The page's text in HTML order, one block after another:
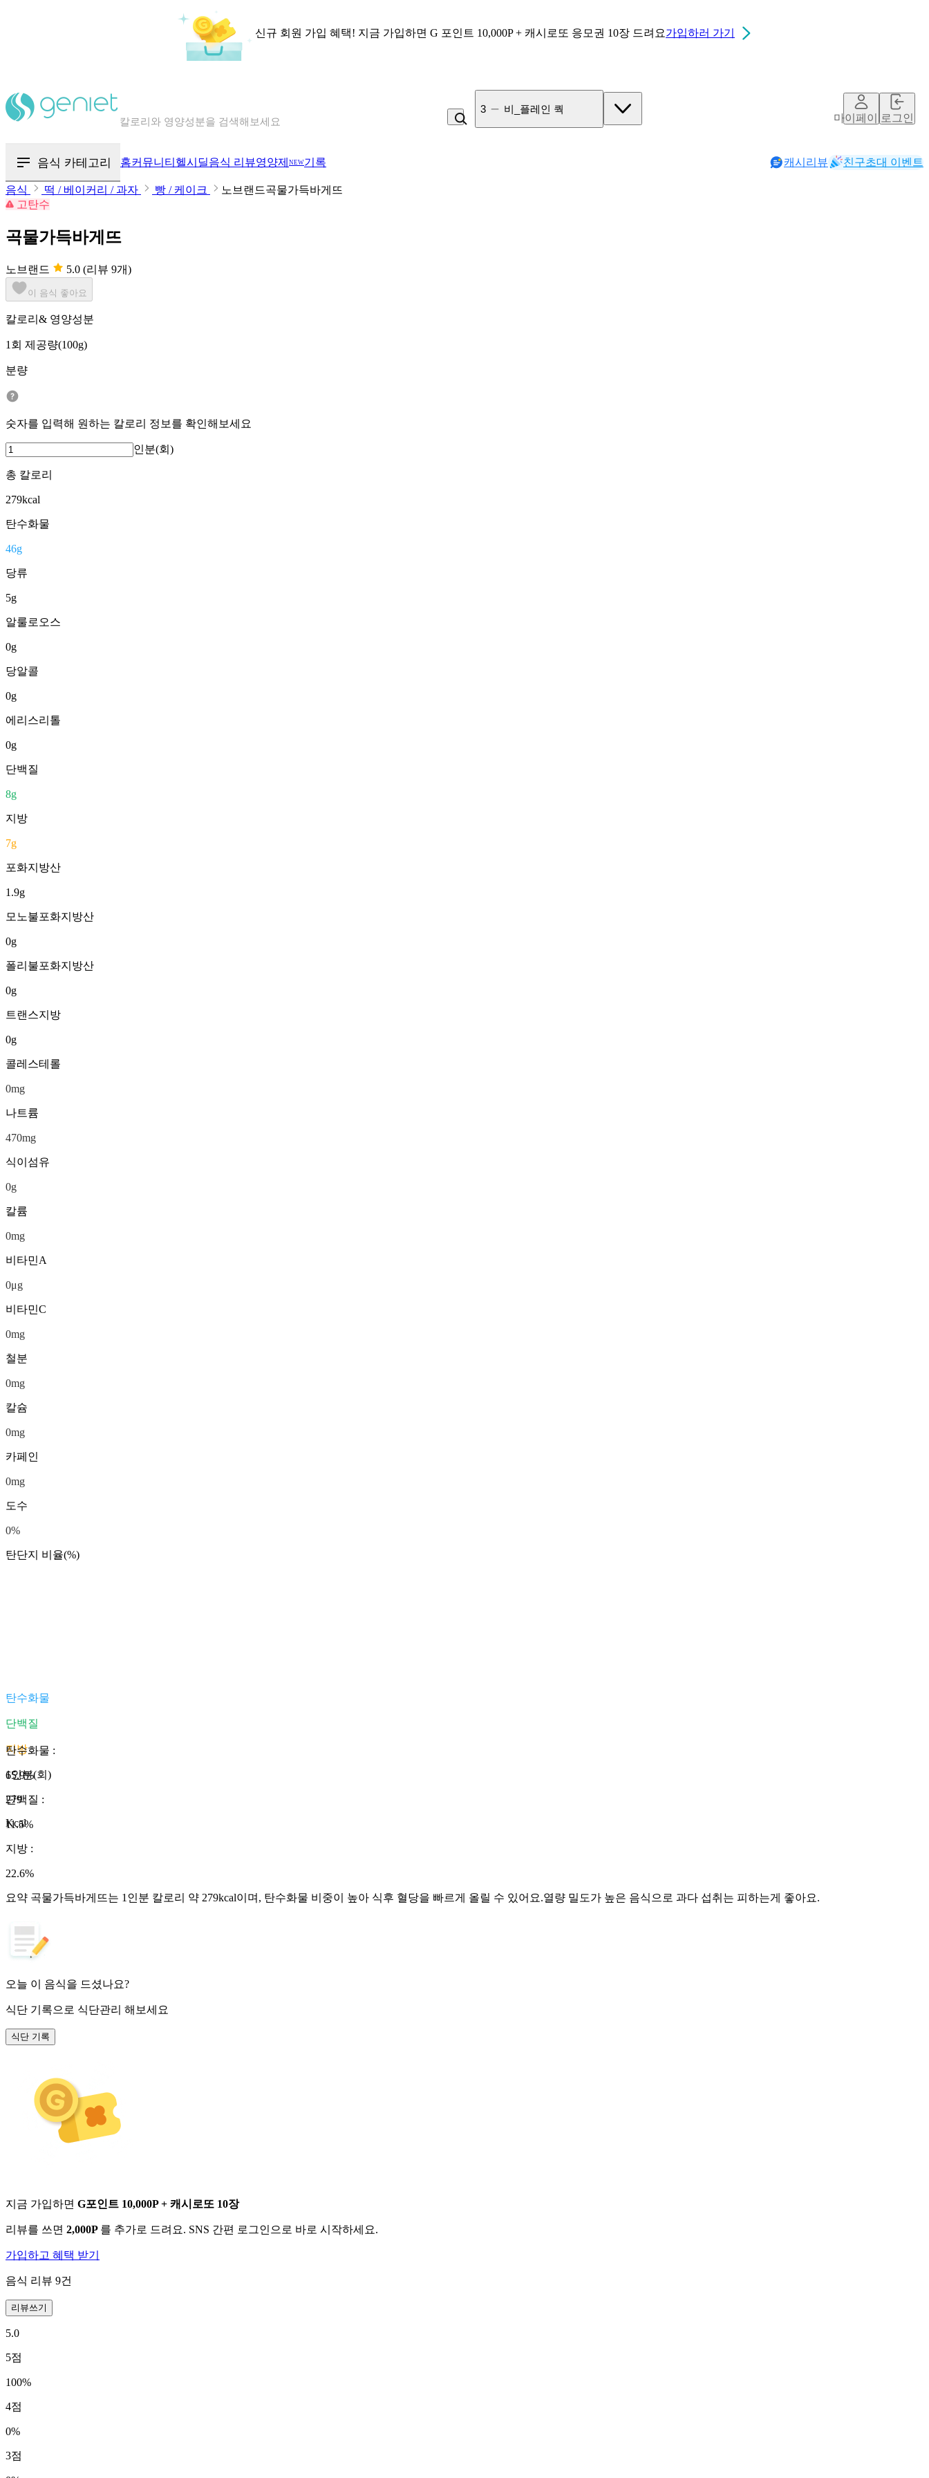
신규 회원 가입 혜택! 지금 가입하면 G 포인트 10,000P + 캐시로또 응모권 10장 드려요가입하러 가기
칼로리와 영양성분을 검색해보세요
4 잡곡밥
마이페이지로그인
음식 카테고리 홈커뮤니티 헬시딜음식 리뷰영양제 NEW기록 캐시리뷰 친구초대 이벤트
음식 떡 / 베이커리 / 과자 빵 / 케이크
노브랜드곡물가득바게뜨
고탄수
곡물가득바게뜨
노브랜드 5.0 (리뷰 9개)
이 음식 좋아요
칼로리& 영양성분
1회 제공량(100g)
분량
숫자를 입력해 원하는 칼로리 정보를 확인해보세요
인분(회)
총 칼로리
279kcal
탄수화물
46g
당류
5g
알룰로오스
0g
당알콜
0g
에리스리톨
0g
단백질
8g
지방
7g
포화지방산
1.9g
모노불포화지방산
0g
폴리불포화지방산
0g
트랜스지방
0g
콜레스테롤
0mg
나트륨
470mg
식이섬유
0g
칼륨
0mg
비타민A
0μg
비타민C
0mg
철분
0mg
칼슘
0mg
카페인
0mg
도수
0%
탄단지 비율(%)
탄수화물
단백질
지방
1인분(회)
279
Kcal
탄수화물 :
65.9%
단백질 :
11.5%
지방 :
22.6%
요약 곡물가득바게뜨는 1인분 칼로리 약 279kcal이며, 탄수화물 비중이 높아 식후 혈당을 빠르게 올릴 수 있어요.열량 밀도가 높은 음식으로 과다 섭취는 피하는게 좋아요.
오늘 이 음식을 드셨나요?
식단 기록으로 식단관리 해보세요
식단 기록
지금 가입하면 G포인트 10,000P + 캐시로또 10장
리뷰를 쓰면 2,000P 를 추가로 드려요. SNS 간편 로그인으로 바로 시작하세요.
가입하고 혜택 받기
음식 리뷰 9건
리뷰쓰기
5.0
5점
100%
4점
0%
3점